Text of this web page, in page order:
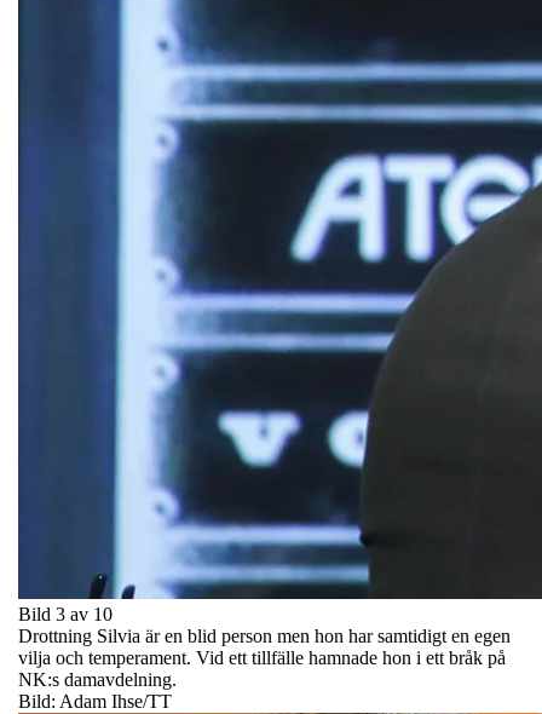
Bild 3 av 10
Drottning Silvia är en blid person men hon har samtidigt en egen
vilja och temperament. Vid ett tillfälle hamnade hon i ett bråk på
NK:s damavdelning.
Bild: Adam Ihse/TT